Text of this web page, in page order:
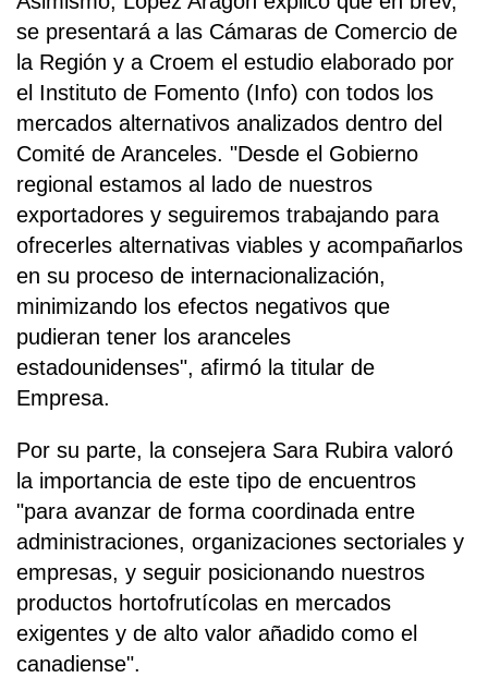
se presentará a las Cámaras de Comercio de
la Región y a Croem el estudio elaborado por
el Instituto de Fomento (Info) con todos los
mercados alternativos analizados dentro del
Comité de Aranceles. "Desde el Gobierno
regional estamos al lado de nuestros
exportadores y seguiremos trabajando para
ofrecerles alternativas viables y acompañarlos
en su proceso de internacionalización,
minimizando los efectos negativos que
pudieran tener los aranceles
estadounidenses", afirmó la titular de
Empresa.
Por su parte, la consejera Sara Rubira valoró
la importancia de este tipo de encuentros
"para avanzar de forma coordinada entre
administraciones, organizaciones sectoriales y
empresas, y seguir posicionando nuestros
productos hortofrutícolas en mercados
exigentes y de alto valor añadido como el
canadiense".